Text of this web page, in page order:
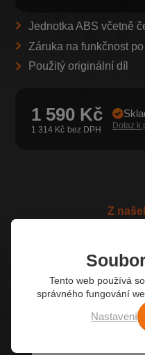
Jednotka ABS včetně
Záruka na funkčnost
Použitý originální díl
1 590 Kč
1 314 Kč Dotaz k
Z
Tento web používá
správného fungování
Nastavení